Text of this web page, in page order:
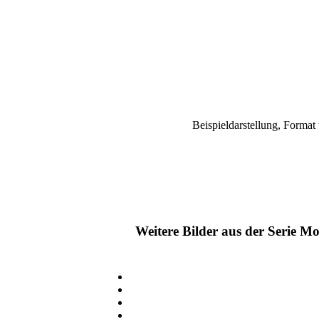
Beispieldarstellung,
Weitere Bilder aus der Serie